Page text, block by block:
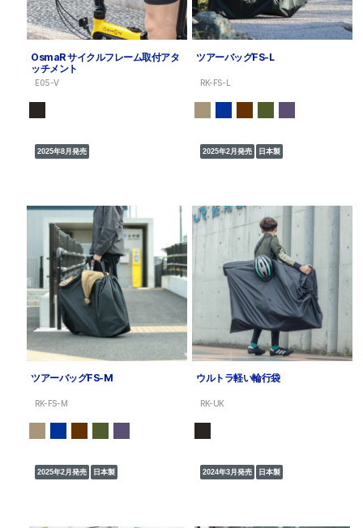
OsmaR サイクルフレーム取付アタ
ッチメント
E05-V
2025年8月発売
ツアーバッグFS-L
RK-FS-L
2025年2月発売 日本製
ツアーバッグFS-M
RK-FS-M
2025年2月発売 日本製
ウルトラ軽い輪行袋
RK-UK
2024年3月発売 日本製